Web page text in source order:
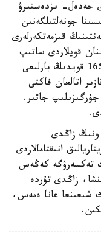
جەدەل- ىزدەستىرۋ
جونەلتىلگەنىن
قىزمەتكەرلەرى
قويلاردى ساتىپ
العان ازاماتتاردى انىقتادى. ناتيجەسىندە 165 قويدىڭ بارلىعى
اتالعان فاكتى
جاتىر.
ونىڭ زاڭدى
انىقتامالاردى
تەكسەرۋگە كەڭەس
زاڭدى تۇردە
شىعىنعا عانا ەمەس،